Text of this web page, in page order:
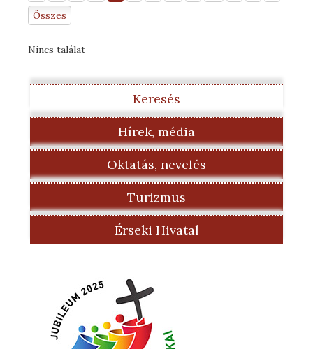
Összes
Nincs találat
Keresés
Hírek, média
Oktatás, nevelés
Turizmus
Érseki Hivatal